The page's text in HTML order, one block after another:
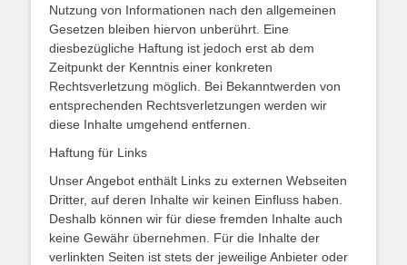
Nutzung von Informationen nach den allgemeinen
Gesetzen bleiben hiervon unberührt. Eine
diesbezügliche Haftung ist jedoch erst ab dem
Zeitpunkt der Kenntnis einer konkreten
Rechtsverletzung möglich. Bei Bekanntwerden von
entsprechenden Rechtsverletzungen werden wir
diese Inhalte umgehend entfernen.
Haftung für Links
Unser Angebot enthält Links zu externen Webseiten
Dritter, auf deren Inhalte wir keinen Einfluss haben.
Deshalb können wir für diese fremden Inhalte auch
keine Gewähr übernehmen. Für die Inhalte der
verlinkten Seiten ist stets der jeweilige Anbieter oder